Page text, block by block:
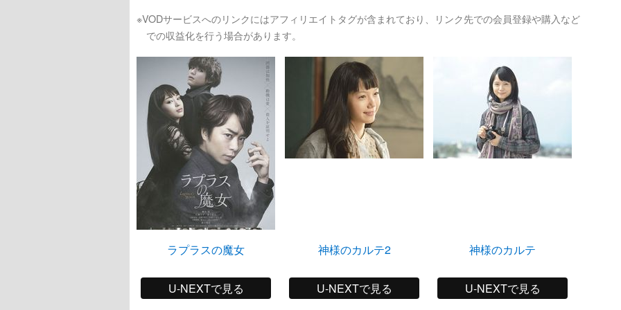
※VODサービスへのリンクにはアフィリエイトタグが含まれており、リンク先での会員登録や購入など
での収益化を行う場合があります。
ラプラスの魔女
U-NEXTで見る
神様のカルテ2
U-NEXTで見る
神様のカルテ
U-NEXTで見る